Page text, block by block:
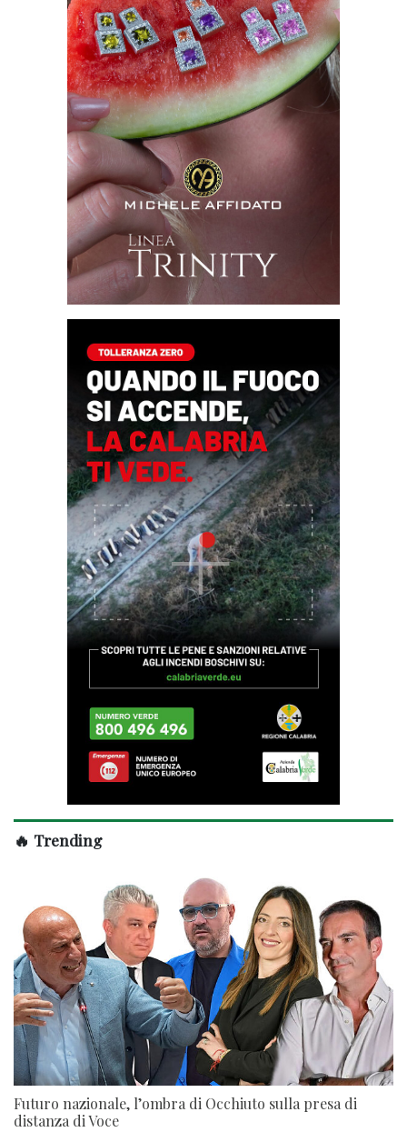
🔥 Trending
Futuro nazionale, l’ombra di Occhiuto sulla presa di
distanza di Voce